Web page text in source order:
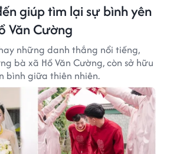
giúp tìm lại sự bình yên
Văn Cường
những danh thắng nổi tiếng,
bà xã Hồ Văn Cường, còn sở hữu
bình giữa thiên nhiên.